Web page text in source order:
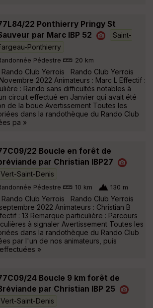
22 Ponthierry Pringy St
par Marc IBP 52
Saint-
Ponthierry
Pédestre 20 km
Rando Club Yerrois Rando Club Yerrois
2022 Animateurs : Marc L Effectif :
: Rando sans difficultés notables à
circuit effectué en Janvier qui avait été
de la boue Avertissement Toutes les
dans la randothèque du Rando Club
pa »
22 Boucle en forêt de
par Christian IBP27
Vert-Saint-Denis
Pédestre 10 km 130 m
Rando Club Yerrois Rando Club Yerrois
2022 Animateurs : Christian B
: 13 Remarque particulière : Parcours
à signaler Avertissement Toutes les
dans la randothèque du Rando Club
par l'un de nos animateurs, puis
»
24 Boucle 9 km forêt de
par Christian IBP 25
Vert-Saint-Denis